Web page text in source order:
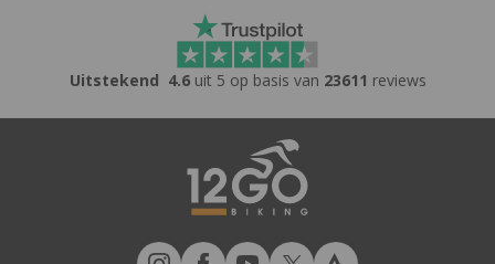
Uitstekend 4.6uit 5 op basis van 23611 reviews